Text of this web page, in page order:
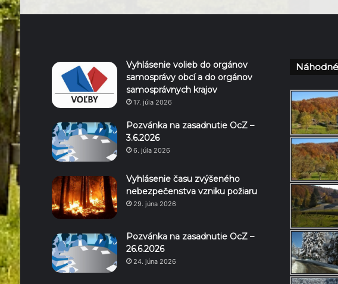
Vyhlásenie volieb do orgánov
samosprávy obcí a do orgánov
samosprávnych krajov
17. júla 2026
Pozvánka na zasadnutie OcZ –
3.6.2026
6. júla 2026
Vyhlásenie času zvýšeného
nebezpečenstva vzniku požiaru
29. júna 2026
Pozvánka na zasadnutie OcZ –
26.6.2026
24. júna 2026